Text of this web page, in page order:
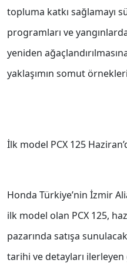
topluma katkı sağlamayı
programları ve
yeniden
yaklaşımın somut
İlk model PCX 125
Honda Türkiye’nin İzmir
ilk model olan PCX 125,
pazarında satışa
tarihi ve detayları